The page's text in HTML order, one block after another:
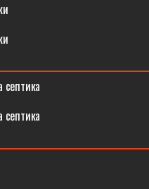
септика